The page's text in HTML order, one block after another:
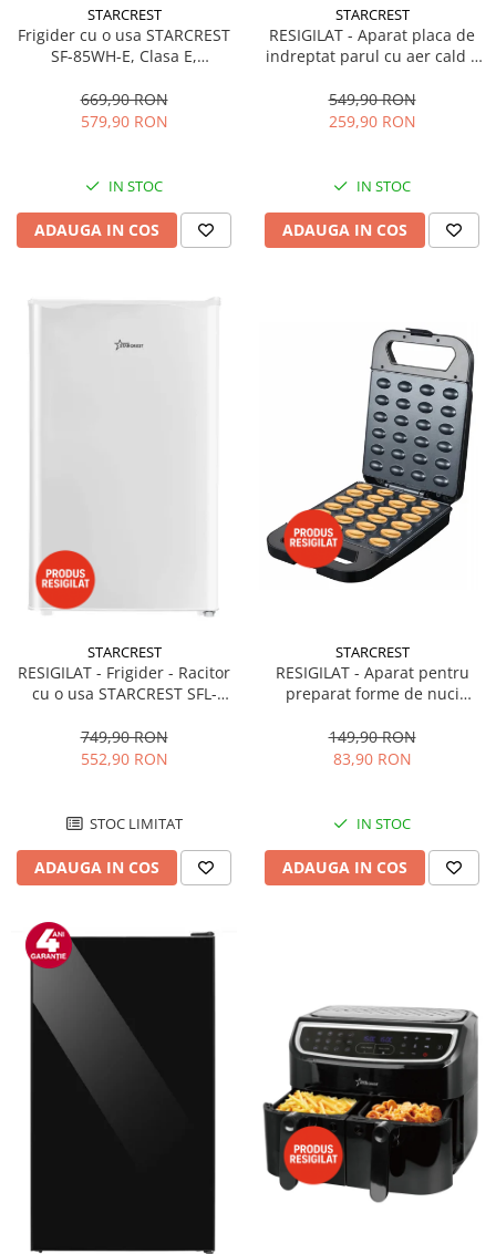
STARCREST
Frigider cu o usa STARCREST
SF-85WH-E, Clasa E,
interioara, Compartiment
gheata, H 82 cm, Alb
669,90 RON
579,90 RON
IN STOC
ADAUGA IN COS
STARCREST
RESIGILAT - Aparat placa de
indreptat parul cu aer cald 2
1300 W, Uscare si indreptare,
Afisaj LCD, Tehnologie cu ioni
549,90 RON
259,90 RON
IN STOC
ADAUGA IN COS
STARCREST
RESIGILAT - Frigider - Racitor
cu o usa STARCREST SFL-
92L, Iluminare interioara,H 83
cm, Alb
749,90 RON
552,90 RON
STOC LIMITAT
ADAUGA IN COS
STARCREST
RESIGILAT - Aparat pentru
preparat forme de nuci
forme, 1400W, Indicator
luminos, Placi antiaderente,
149,90 RON
83,90 RON
IN STOC
ADAUGA IN COS